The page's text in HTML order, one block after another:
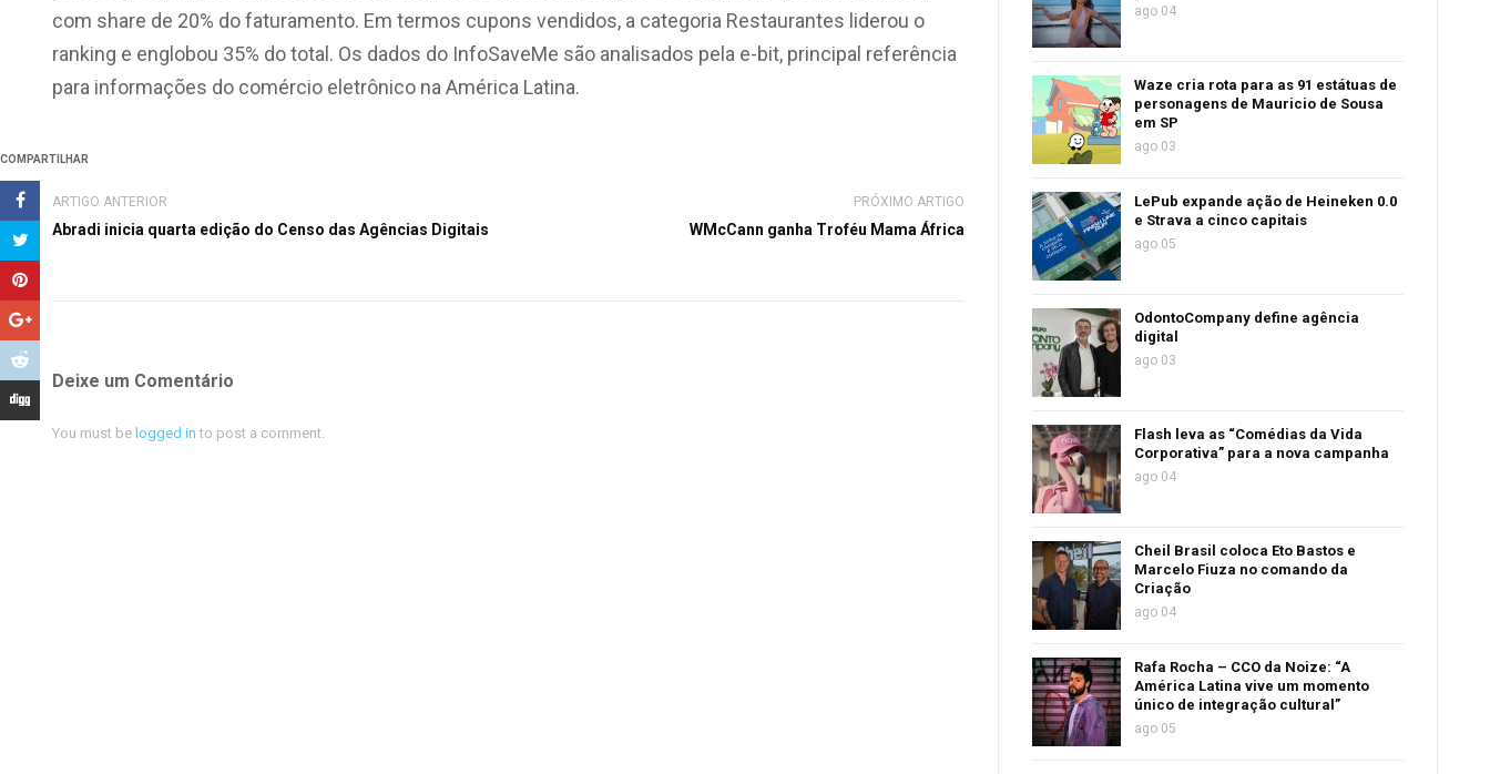
COMPARTILHAR
com share de 20% do faturamento. Em termos cupons vendidos, a categoria Restaurantes liderou o
ranking e englobou 35% do total. Os dados do InfoSaveMe são analisados pela e-bit, principal referência
para informações do comércio eletrônico na América Latina.
ARTIGO ANTERIOR
Abradi inicia quarta edição do Censo das Agências Digitais
PRÓXIMO ARTIGO
WMcCann ganha Troféu Mama África
Deixe um Comentário
You must be logged in to post a comment.
ago 04
Waze cria rota para as 91 estátuas de
personagens de Mauricio de Sousa
em SP
ago 03
LePub expande ação de Heineken 0.0
e Strava a cinco capitais
ago 05
OdontoCompany define agência
digital
ago 03
Flash leva as “Comédias da Vida
Corporativa” para a nova campanha
ago 04
Cheil Brasil coloca Eto Bastos e
Marcelo Fiuza no comando da
Criação
ago 04
Rafa Rocha – CCO da Noize: “A
América Latina vive um momento
único de integração cultural”
ago 05